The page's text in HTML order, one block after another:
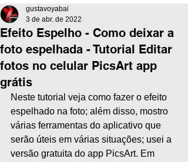
Efeito Espelho - Como deixar a
foto espelhada - Tutorial Editar
fotos no celular PicsArt app
grátis
gustavoyabai
3 de abr. de 2022
Neste tutorial veja como fazer o efeito
espelhado na foto; além disso, mostro
várias ferramentas do aplicativo que
serão úteis em várias situações; usei a
versão gratuita do app PicsArt. Em